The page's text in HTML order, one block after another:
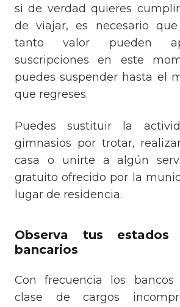
si de verdad quieres
de viajar, es necesario
tanto valor pueden
suscripciones en este
puedes suspender hasta el
que regreses.
Puedes sustituir la
gimnasios por trotar,
casa o unirte a algún
gratuito ofrecido por la
lugar de residencia.
Observa tus
bancarios
Con frecuencia los bancos
clase de cargos